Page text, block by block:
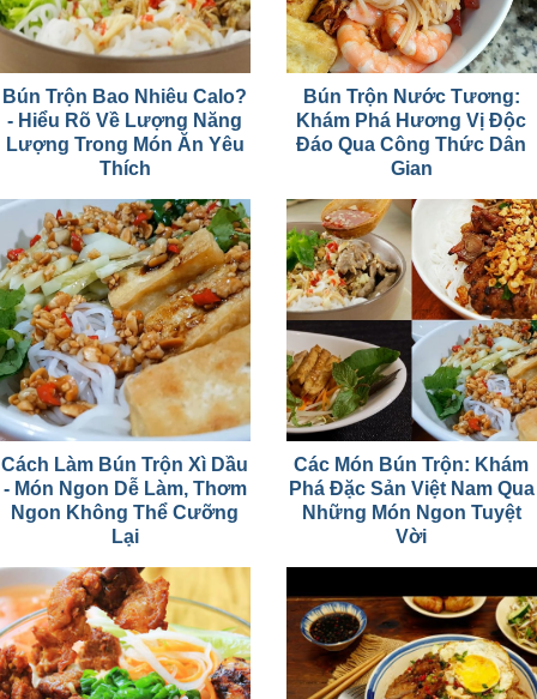
Bún Trộn Bao Nhiêu Calo?
- Hiểu Rõ Về Lượng Năng
Lượng Trong Món Ăn Yêu
Thích
Bún Trộn Nước Tương:
Khám Phá Hương Vị Độc
Đáo Qua Công Thức Dân
Gian
Cách Làm Bún Trộn Xì Dầu
- Món Ngon Dễ Làm, Thơm
Ngon Không Thể Cưỡng
Lại
Các Món Bún Trộn: Khám
Phá Đặc Sản Việt Nam Qua
Những Món Ngon Tuyệt
Vời